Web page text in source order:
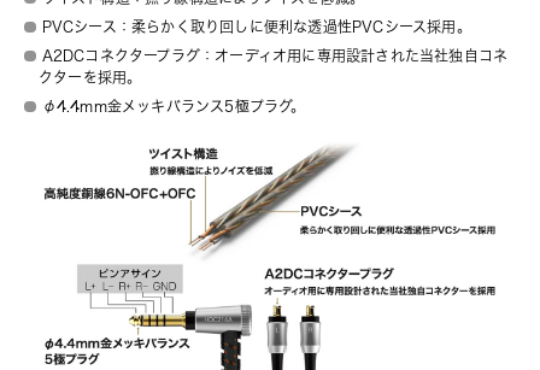
PVCシース：柔らかく取り回しに便利な透過性PVCシース採用。
A2DCコネクタープラグ：オーディオ用に専用設計された当社独自コネ
クターを採用。
φ4.4mm金メッキバランス5極プラグ。